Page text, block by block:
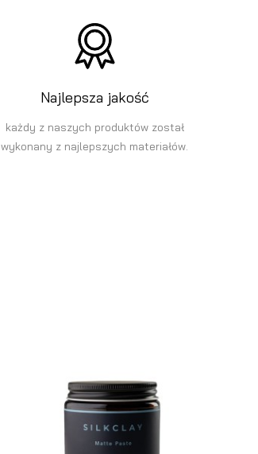
Najlepsza jakość
każdy z naszych produktów został
wykonany z najlepszych materiałów.